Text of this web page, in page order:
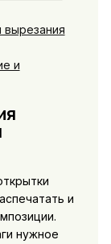
и
и
нужное